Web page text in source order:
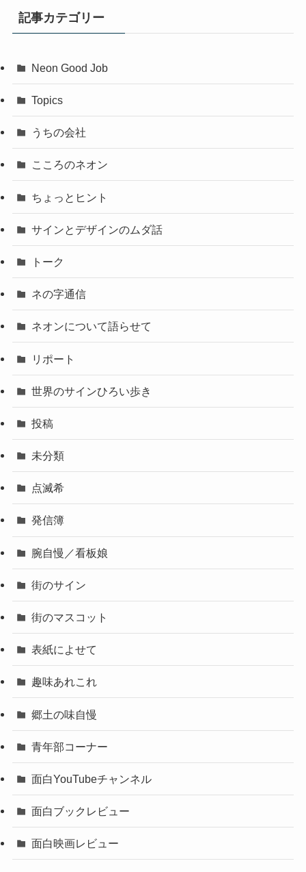
記事カテゴリー
Neon Good Job
Topics
うちの会社
こころのネオン
ちょっとヒント
サインとデザインのムダ話
トーク
ネの字通信
ネオンについて語らせて
リポート
世界のサインひろい歩き
投稿
未分類
点滅希
発信簿
腕自慢／看板娘
街のサイン
街のマスコット
表紙によせて
趣味あれこれ
郷土の味自慢
青年部コーナー
面白YouTubeチャンネル
面白ブックレビュー
面白映画レビュー